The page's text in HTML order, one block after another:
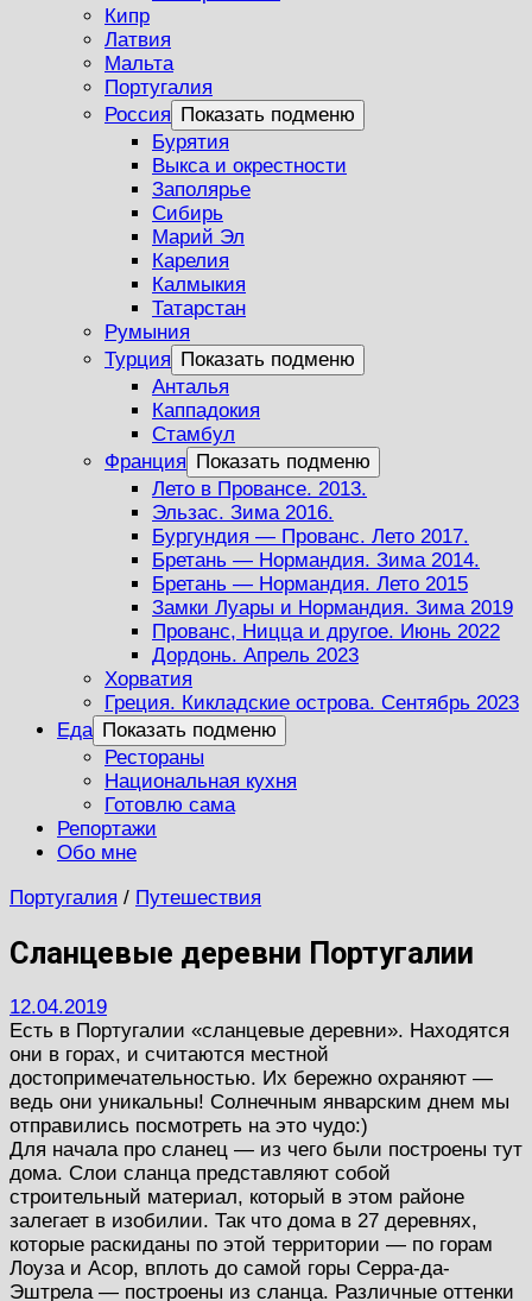
Кипр
Латвия
Мальта
Португалия
Россия Показать подменю
Бурятия
Выкса и окрестности
Заполярье
Сибирь
Марий Эл
Карелия
Калмыкия
Татарстан
Румыния
Турция Показать подменю
Анталья
Каппадокия
Стамбул
Франция Показать подменю
Лето в Провансе. 2013.
Эльзас. Зима 2016.
Бургундия — Прованс. Лето 2017.
Бретань — Нормандия. Зима 2014.
Бретань — Нормандия. Лето 2015
Замки Луары и Нормандия. Зима 2019
Прованс, Ницца и другое. Июнь 2022
Дордонь. Апрель 2023
Хорватия
Греция. Кикладские острова. Сентябрь 2023
Еда Показать подменю
Рестораны
Национальная кухня
Готовлю сама
Репортажи
Обо мне
Португалия / Путешествия
Сланцевые деревни Португалии
12.04.2019
Есть в Португалии «сланцевые деревни». Находятся
они в горах, и считаются местной
достопримечательностью. Их бережно охраняют —
ведь они уникальны! Солнечным январским днем мы
отправились посмотреть на это чудо:)
Для начала про сланец — из чего были построены тут
дома. Слои сланца представляют собой
строительный материал, который в этом районе
залегает в изобилии. Так что дома в 27 деревнях,
которые раскиданы по этой территории — по горам
Лоуза и Асор, вплоть до самой горы Серра-да-
Эштрела — построены из сланца. Различные оттенки